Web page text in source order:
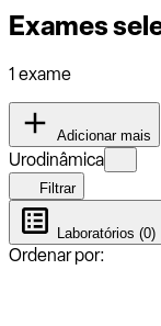
Exames
1 exame
Adicionar mais
Urodinâmica
Filtrar
Laboratórios (0)
Ordenar por: